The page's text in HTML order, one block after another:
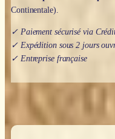
Continentale).
✓ Paiement sécurisé via
✓ Expédition sous 2 jours
✓ Entreprise française